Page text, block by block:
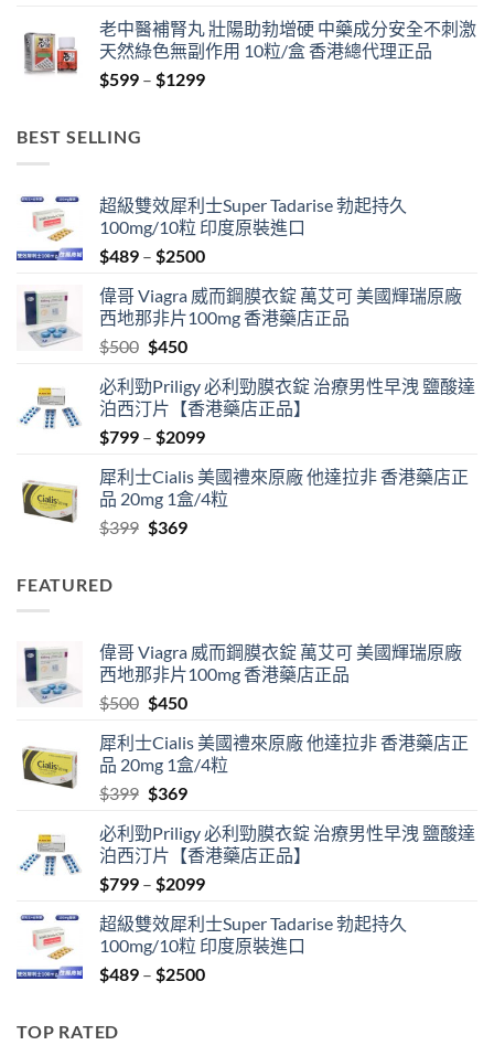
老中醫補腎丸 壯陽助勃增硬 中藥成分安全不刺激
天然綠色無副作用 10粒/盒 香港總代理正品
$599 – $1299Price
BEST SELLING
超級雙效犀利士Super Tadarise 勃起持久
100mg/10粒 印度原裝進口
$489 – $2500Price
$489
through
偉哥 Viagra 威而鋼膜衣錠 萬艾可 美國輝瑞原廠
西地那非片100mg 香港藥店正品
$500 Original
was:
$500.
$450Current
is:
$450.
必利勁Priligy 必利勁膜衣錠 治療男性早洩 鹽酸達
泊西汀片【香港藥店正品】
$799 – $2099Price
$799
through
犀利士Cialis 美國禮來原廠 他達拉非 香港藥店正
品 20mg 1盒/4粒
$399 Original
$369Current
FEATURED
偉哥 Viagra 威而鋼膜衣錠 萬艾可 美國輝瑞原廠
西地那非片100mg 香港藥店正品
$500 Original
was:
$500.
$450Current
is:
$450.
犀利士Cialis 美國禮來原廠 他達拉非 香港藥店正
品 20mg 1盒/4粒
$399 Original
was:
$399.
$369Current
is:
$369.
必利勁Priligy 必利勁膜衣錠 治療男性早洩 鹽酸達
泊西汀片【香港藥店正品】
$799 – $2099Price
$799
through
$2099
超級雙效犀利士Super Tadarise 勃起持久
100mg/10粒 印度原裝進口
$489 – $2500Price
TOP RATED